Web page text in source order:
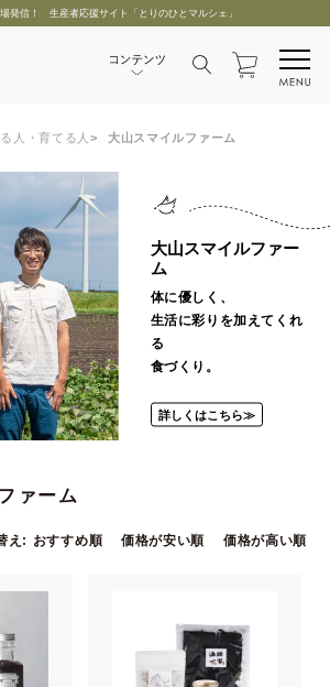
発信！ 生産者応援サイト「とりのひとマルシェ」
人・育てる人 大山スマイルファーム
大山スマイルファー
ム
体に優しく、
生活に彩りを加えてくれ
る
食づくり。
詳しくはこちら≫
ァーム
え おすすめ順 価格が安い順 価格が高い順